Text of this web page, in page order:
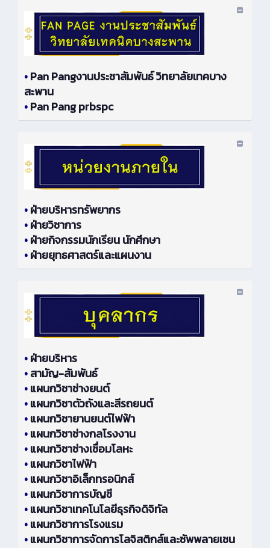
•Pan Pangงานประชาสัมพันธ์ วิทยาลัยเทคบาง
สะพาน
•Pan Pang prbspc
•ฝ่ายบริหารทรัพยากร
•ฝ่ายวิชาการ
•ฝ่ายกิจกรรมนักเรียน นักศึกษา
•ฝ่ายยุทธศาสตร์และแผนงาน
•ฝ่ายบริหาร
•สามัญ-สัมพันธ์
•แผนกวิชาช่างยนต์
•แผนกวิชาตัวถังและสีรถยนต์
•แผนกวิชายานยนต์ไฟฟ้า
•แผนกวิชาช่างกลโรงงาน
•แผนกวิชาช่างเชื่อมโลหะ
•แผนกวิชาไฟฟ้า
•แผนกวิชาอิเล็กทรอนิกส์
•แผนกวิชาการบัญชี
•แผนกวิชาเทคโนโลยีธุรกิจดิจิทัล
•แผนกวิชาการโรงแรม
•แผนกวิชาการจัดการโลจิสติกส์และซัพพลายเชน